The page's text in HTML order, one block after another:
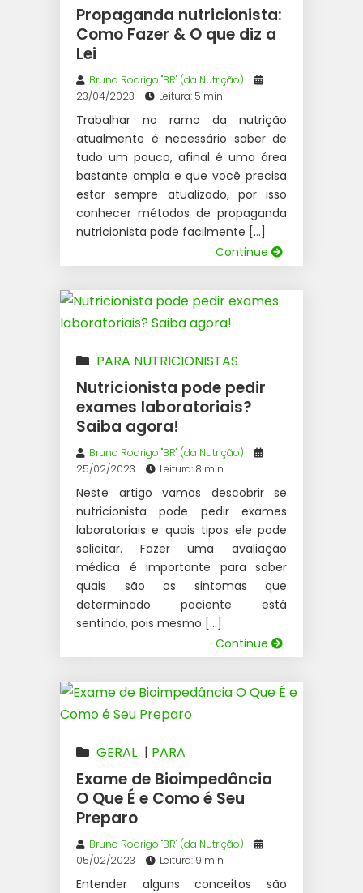
Propaganda nutricionista:
Como Fazer & O que diz a
Lei
Bruno Rodrigo "BR" (da Nutrição)
23/04/2023
Leitura: 5 min
Trabalhar no ramo da nutrição
atualmente é necessário saber de
tudo um pouco, afinal é uma área
bastante ampla e que você precisa
estar sempre atualizado, por isso
conhecer métodos de propaganda
nutricionista pode facilmente […]
Continue
PARA NUTRICIONISTAS
Nutricionista pode pedir
exames laboratoriais?
Saiba agora!
Bruno Rodrigo "BR" (da Nutrição)
25/02/2023
Leitura: 8 min
Neste artigo vamos descobrir se
nutricionista pode pedir exames
laboratoriais e quais tipos ele pode
solicitar. Fazer uma avaliação
médica é importante para saber
quais são os sintomas que
determinado paciente está
sentindo, pois mesmo […]
Continue
GERAL | PARA
NUTRICIONISTAS
Exame de Bioimpedância
O Que É e Como é Seu
Preparo
Bruno Rodrigo "BR" (da Nutrição)
05/02/2023
Leitura: 9 min
Entender alguns conceitos são